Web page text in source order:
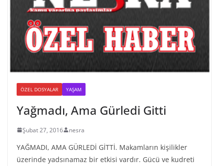
ÖZEL DOSYALAR YAŞAM
Yağmadı, Ama Gürledi Gitti
Şubat 27, 2016 nesra
YAĞMADI, AMA GÜRLEDİ GİTTİ. Makamların kişilikler
üzerinde yadsınamaz bir etkisi vardır. Gücü ve kudreti